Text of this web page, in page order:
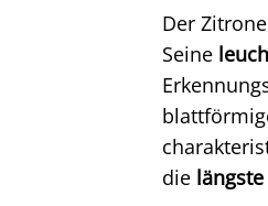
Der
Seine
die